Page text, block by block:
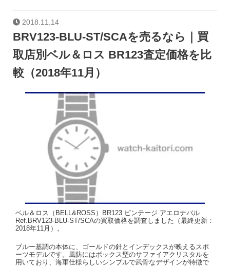
2018.11.14
BRV123-BLU-ST/SCAを売るなら｜買
取店別ベル＆ロス BR123査定価格を比
較（2018年11月）
ベル＆ロス（BELL&ROSS）BR123 ビンテージ アエロナバル
Ref.BRV123-BLU-ST/SCAの買取価格を調査しました（最終更新：
2018年11月）。
ブルー基調の本体に、ゴールドの針とインデックスが映えるスポ
ーツモデルです。風防にはボックス型のサファイアクリスタルを
用いており、海軍仕様らしいシンブルで武骨なデザインが特徴で